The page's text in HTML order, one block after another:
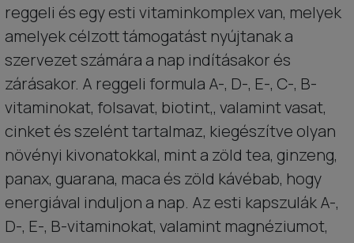
reggeli és egy esti vitaminkomplex van, melyek
amelyek célzott támogatást nyújtanak a
szervezet számára a nap indításakor és
zárásakor. A reggeli formula A-, D-, E-, C-, B-
vitaminokat, folsavat, biotint,, valamint vasat,
cinket és szelént tartalmaz, kiegészítve olyan
növényi kivonatokkal, mint a zöld tea, ginzeng,
panax, guarana, maca és zöld kávébab, hogy
energiával induljon a nap. Az esti kapszulák A-,
D-, E-, B-vitaminokat, valamint magnéziumot,